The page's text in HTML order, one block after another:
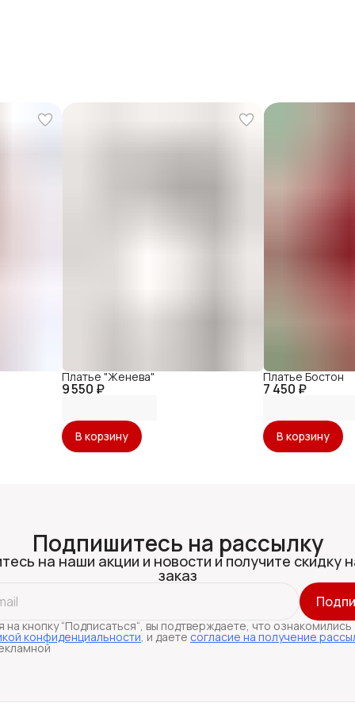
9 550 ₽
Платье "Женева"
В корзину
7 450 ₽
Платье Бостон
В корзину
Подпишитесь на рассылку
на наши акции и новости и получите скидку
заказ
на кнопку “Подписаться“, вы подтверждаете, что ознакомились
конфиденциальности, и даете согласие на получение